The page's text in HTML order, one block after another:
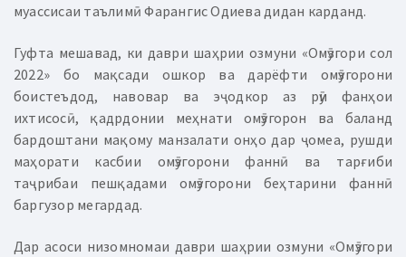
муассисаи таълимӣ Фарангис Одиева дидан карданд.
Гуфта мешавад, ки даври шаҳрии озмуни «Омӯзгори сол
2022» бо мақсади ошкор ва дарёфти омӯзгорони
боистеъдод, навовар ва эҷодкор аз рӯи фанҳои
ихтисосӣ, қадрдонии меҳнати омӯзгорон ва баланд
бардоштани мақому манзалати онҳо дар ҷомеа, рушди
маҳорати касбии омӯзгорони фаннӣ ва тарғиби
таҷрибаи пешқадами омӯзгорони беҳтарини фаннӣ
баргузор мегардад.
Дар асоси низомномаи даври шаҳрии озмуни «Омӯзгори